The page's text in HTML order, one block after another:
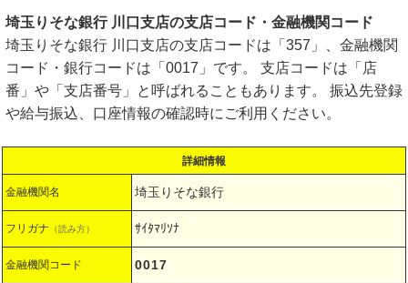
埼玉りそな銀行 川口支店の支店コード・金融機関コード
埼玉りそな銀行 川口支店の支店コードは「357」、金融機関
コード・銀行コードは「0017」です。 支店コードは「店
番」や「支店番号」と呼ばれることもあります。 振込先登録
や給与振込、口座情報の確認時にご利用ください。
詳細情報
金融機関名 埼玉りそな銀行
フリガナ （読み方） ｻｲﾀﾏﾘｿﾅ
金融機関コード 0017